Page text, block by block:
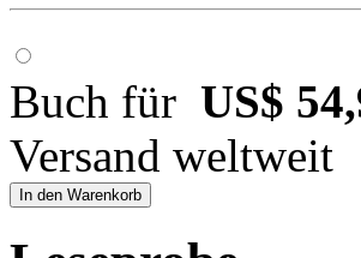
Buch für US$
Versand weltweit
In den Warenkorb